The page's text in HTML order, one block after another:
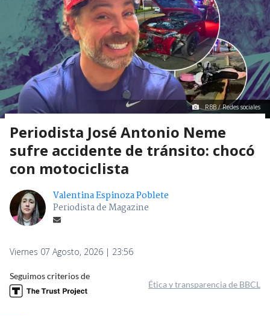
RBB / Redes sociales
Periodista José Antonio Neme
sufre accidente de tránsito: chocó
con motociclista
Valentina Espinoza Poblete
Periodista de Magazine
Viernes 07 Agosto, 2026 | 23:56
Seguimos criterios de
Ética y transparencia de BBCL